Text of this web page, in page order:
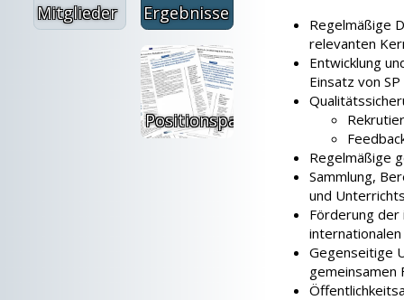
Regelmäßige
relevanten
Entwicklung
Einsatz von SP
Regelmäßige
Sammlung,
und
Förderung der
Gegenseitige
gemeinsamen
Mitglieder Ergebnisse
Positionspapiere